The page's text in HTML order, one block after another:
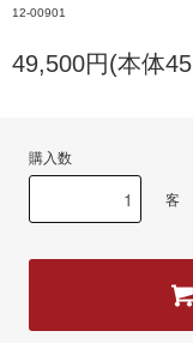
12-00901
49,500円(本体
購入数
客